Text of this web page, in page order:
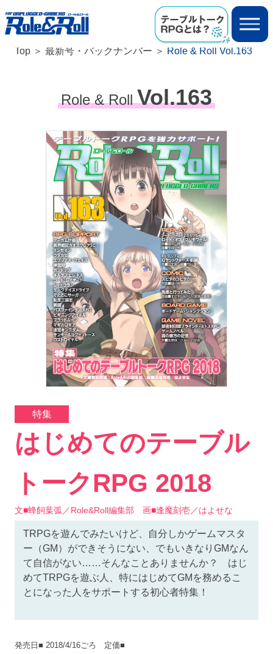
Top 最新号・バックナンバー Role & Roll Vol.163
Role & RollVol.163
特集
はじめてのテーブル
トークRPG 2018
文■蜂飼葉弧／Role&Roll編集部 画■逢魔刻壱／はよせな
TRPGを遊んでみたいけど、自分しかゲームマスタ
ー（GM）ができそうにない、でもいきなりGMなん
て自信がない……そんなことありませんか？ はじ
めてTRPGを遊ぶ人、特にはじめてGMを務めるこ
とになった人をサポートする初心者特集！
発売日■ 2018/4/16ごろ 定価■